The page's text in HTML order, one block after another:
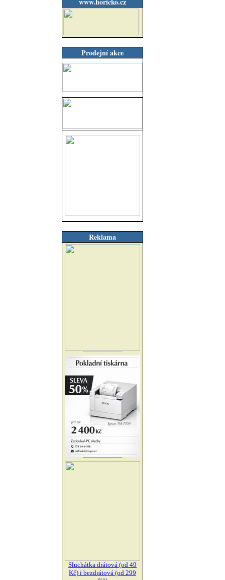
Prodejní akce
Reklama
Sluchátka drátová (od 49
Kč) i bezdrátová (od 299